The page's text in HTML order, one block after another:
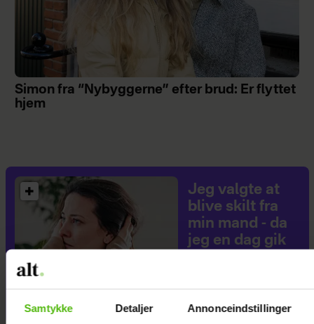
Samtykke Detaljer Annonceindstillinger
Simon fra “Nybyggerne” efter brud: Er flyttet
hjem
Jeg valgte at
blive skilt fra
min mand - da
jeg en dag gik